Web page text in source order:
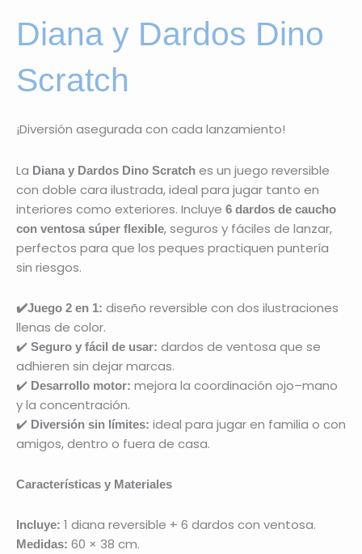
Diana y Dardos Dino
Scratch
¡Diversión asegurada con cada lanzamiento!
La Diana y Dardos Dino Scratch es un juego reversible
con doble cara ilustrada, ideal para jugar tanto en
interiores como exteriores. Incluye 6 dardos de caucho
con ventosa súper flexible, seguros y fáciles de lanzar,
perfectos para que los peques practiquen puntería
sin riesgos.
✔️Juego 2 en 1: diseño reversible con dos ilustraciones
llenas de color.
✔️ Seguro y fácil de usar: dardos de ventosa que se
adhieren sin dejar marcas.
✔️ Desarrollo motor: mejora la coordinación ojo–mano
y la concentración.
✔️ Diversión sin límites: ideal para jugar en familia o con
amigos, dentro o fuera de casa.
Características y Materiales
Incluye: 1 diana reversible + 6 dardos con ventosa.
Medidas: 60 × 38 cm.